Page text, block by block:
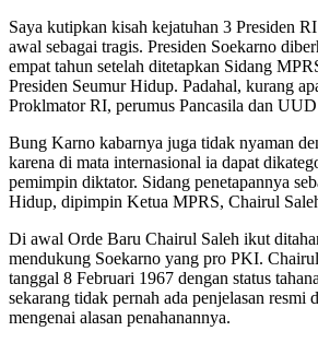
Saya kutipkan kisah kejatuhan 3 Presiden
awal sebagai tragis. Presiden Soekarno
empat tahun setelah ditetapkan Sidang
Presiden Seumur Hidup. Padahal, kurang
Proklmator RI, perumus Pancasila dan
Bung Karno kabarnya juga tidak nyaman
karena di mata internasional ia dapat
pemimpin diktator. Sidang penetapannya
Hidup, dipimpin Ketua MPRS, Chairul
Di awal Orde Baru Chairul Saleh ikut
mendukung Soekarno yang pro PKI.
tanggal 8 Februari 1967 dengan status
sekarang tidak pernah ada penjelasan resmi
mengenai alasan penahanannya.